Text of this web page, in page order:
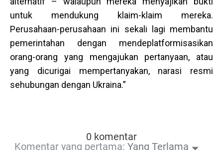
untuk mendukung klaim-klaim mereka.
Perusahaan-perusahaan ini sekali lagi membantu
pemerintahan dengan mendeplatformisasikan
orang-orang yang mengajukan pertanyaan, atau
yang dicurigai mempertanyakan, narasi resmi
sehubungan dengan Ukraina.”
0 komentar
Komentar yang pertama: Yang Terlama